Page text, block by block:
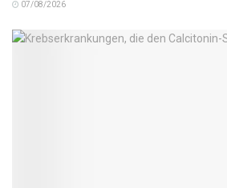
07/08/2026